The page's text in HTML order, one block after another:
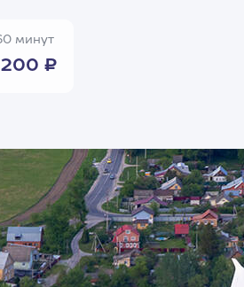
минут
200 ₽